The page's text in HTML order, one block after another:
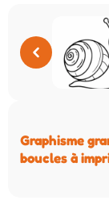
Graphisme
boucles à